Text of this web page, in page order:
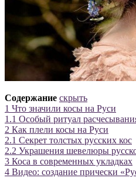
Содержание скрыть
1 Что значили косы на Руси
1.1 Особый ритуал
2 Как плели косы на Руси
2.1 Секрет толстых русских кос
2.2 Украшения шевелюры
3 Коса в современных укладках
4 Видео: создание прически